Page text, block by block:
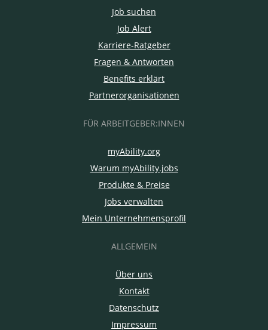
Job suchen
Job Alert
Karriere-Ratgeber
Fragen & Antworten
Benefits erklärt
Partnerorganisationen
FÜR ARBEITGEBER:INNEN
myAbility.org
Warum myAbility.jobs
Produkte & Preise
Jobs verwalten
Mein Unternehmensprofil
ALLGEMEIN
Über uns
Kontakt
Datenschutz
Impressum